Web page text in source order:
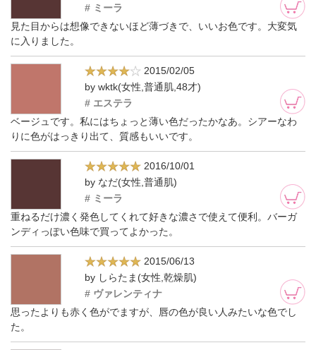
# ミーラ
見た目からは想像できないほど薄づきで、いいお色です。大変気
に入りました。
2015/02/05
by wktk(女性,普通肌,48才)
# エステラ
ベージュです。私にはちょっと薄い色だったかなあ。シアーなわ
りに色がはっきり出て、質感もいいです。
2016/10/01
by なだ(女性,普通肌)
# ミーラ
重ねるだけ濃く発色してくれて好きな濃さで使えて便利。バーガ
ンディっぽい色味で買ってよかった。
2015/06/13
by しらたま(女性,乾燥肌)
# ヴァレンティナ
思ったよりも赤く色がでますが、唇の色が良い人みたいな色でし
た。